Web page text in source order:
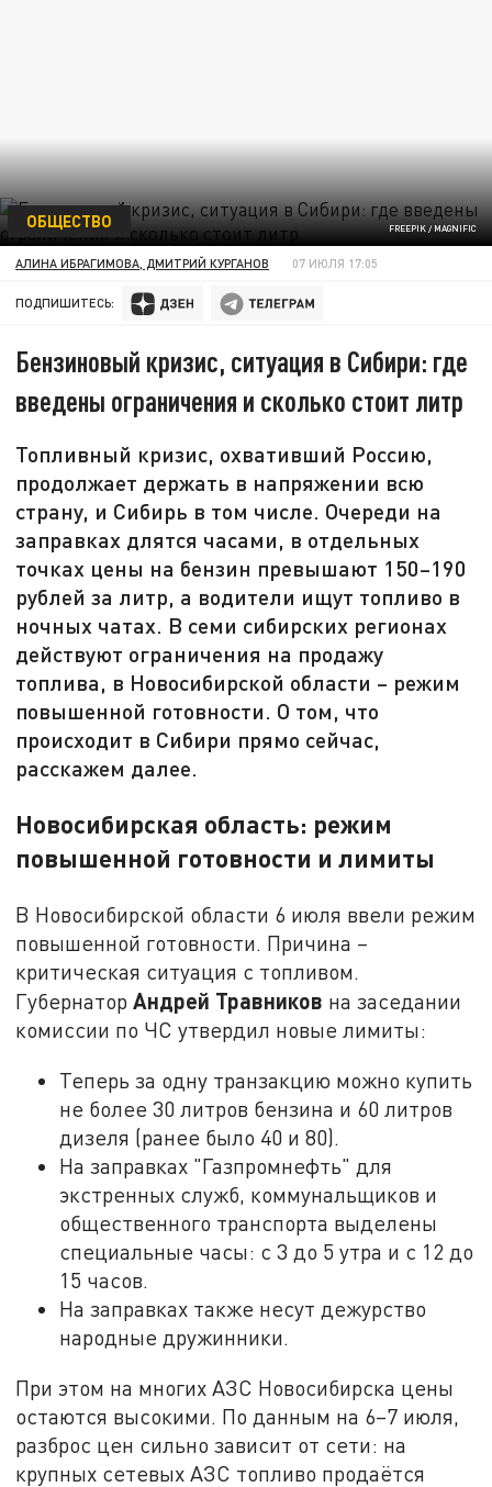
FREEPIK / MAGNIFIC
ОБЩЕСТВО
АЛИНА ИБРАГИМОВА, ДМИТРИЙ КУРГАНОВ 07 ИЮЛЯ 17:05
ПОДПИШИТЕСЬ:
Бензиновый кризис, ситуация в Сибири: где
введены ограничения и сколько стоит литр
Топливный кризис, охвативший Россию,
продолжает держать в напряжении всю
страну, и Сибирь в том числе. Очереди на
заправках длятся часами, в отдельных
точках цены на бензин превышают 150–190
рублей за литр, а водители ищут топливо в
ночных чатах. В семи сибирских регионах
действуют ограничения на продажу
топлива, в Новосибирской области – режим
повышенной готовности. О том, что
происходит в Сибири прямо сейчас,
расскажем далее.
Новосибирская область: режим
повышенной готовности и лимиты
В Новосибирской области 6 июля ввели режим
повышенной готовности. Причина –
критическая ситуация с топливом.
ГубернаторАндрей Травников на заседании
комиссии по ЧС утвердил новые лимиты:
Теперь за одну транзакцию можно купить
не более 30 литров бензина и 60 литров
дизеля (ранее было 40 и 80).
На заправках "Газпромнефть" для
экстренных служб, коммунальщиков и
общественного транспорта выделены
специальные часы: с 3 до 5 утра и с 12 до
15 часов.
На заправках также несут дежурство
народные дружинники.
При этом на многих АЗС Новосибирска цены
остаются высокими. По данным на 6–7 июля,
разброс цен сильно зависит от сети: на
крупных сетевых АЗС топливо продаётся